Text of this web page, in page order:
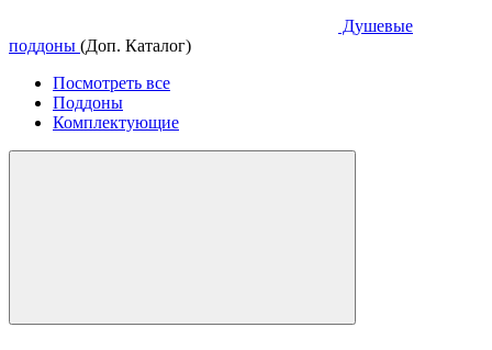
Душевые
поддоны (Доп. Каталог)
Посмотреть все
Поддоны
Комплектующие